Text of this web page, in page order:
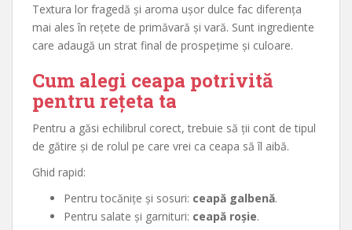
Textura lor fragedă și aroma ușor dulce fac diferența
mai ales în rețete de primăvară și vară. Sunt ingrediente
care adaugă un strat final de prospețime și culoare.
Cum alegi ceapa potrivită
pentru rețeta ta
Pentru a găsi echilibrul corect, trebuie să ții cont de tipul
de gătire și de rolul pe care vrei ca ceapa să îl aibă.
Ghid rapid:
Pentru tocănițe și sosuri: ceapă galbenă.
Pentru salate și garnituri: ceapă roșie.